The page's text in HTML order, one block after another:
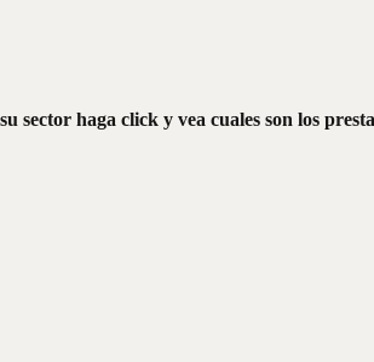
sector haga click y vea cuales son los